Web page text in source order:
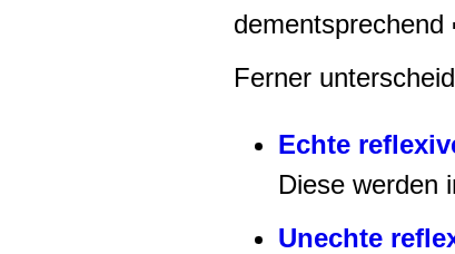
dementsprechend
Ferner
Echte
Diese werden
Unechte